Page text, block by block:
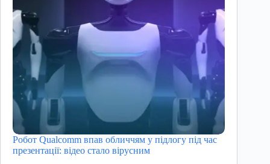
Робот Qualcomm впав обличчям у підлогу під час
презентації: відео стало вірусним